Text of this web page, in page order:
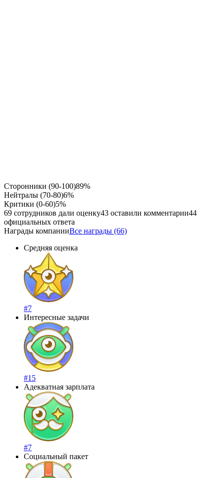
Сторонники (90-100)89%
Нейтралы (70-80)6%
Критики (0-60)5%
69 сотрудников дали оценку43 оставили комментарии44
официальных ответа
Награды компанииВсе награды (66)
Средняя оценка
#7
Интересные задачи
#15
Адекватная зарплата
#7
Социальный пакет